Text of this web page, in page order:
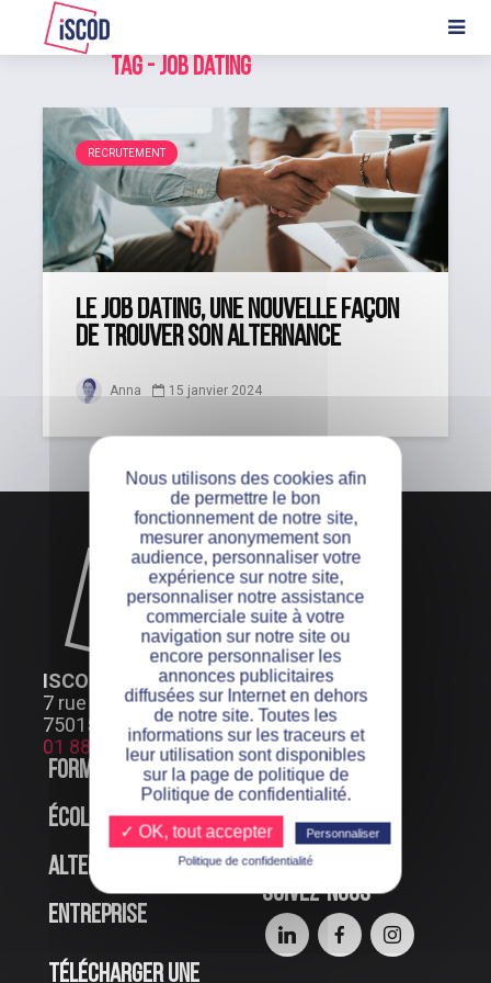
Tag - job dating
RECRUTEMENT
Le job dating, une nouvelle façon
de trouver son alternance
Anna 15 janvier 2024
ISCOD PARIS
7 rue Henri Bocquillon
75015 Paris
01 88 24 66 99
Formations
École
Alternance
Entreprise
Offres d’emploi
Événements en
ligne
Suivez-nous
Télécharger une
Nous utilisons des cookies afin
de permettre le bon
fonctionnement de notre site,
mesurer anonymement son
audience, personnaliser votre
expérience sur notre site,
personnaliser notre assistance
commerciale suite à votre
navigation sur notre site ou
encore personnaliser les
annonces publicitaires
diffusées sur Internet en dehors
de notre site. Toutes les
informations sur les traceurs et
leur utilisation sont disponibles
sur la page de politique de
Politique de confidentialité.
✓ OK, tout accepter
Personnaliser
Politique de confidentialité